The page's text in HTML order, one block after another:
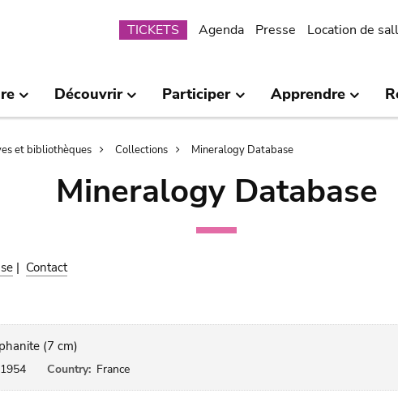
Submenu
TICKETS Agenda Presse Location de
Découvrir Participer Apprendre
et bibliothèques Collections Mineralogy Database
Mineralogy Database
| Contact
(7 cm)
1954 Country: France